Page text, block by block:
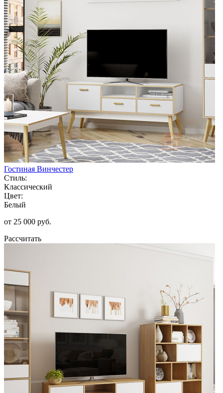
Гостиная Винчестер
Стиль:
Классический
Цвет:
Белый
от 25 000 руб.
Рассчитать